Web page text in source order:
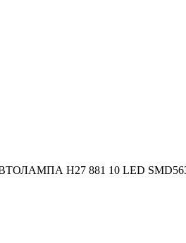
H27 881 10 LED